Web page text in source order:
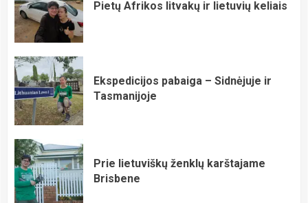
Pietų Afrikos litvakų ir lietuvių keliais
Ekspedicijos pabaiga – Sidnėjuje ir
Tasmanijoje
Prie lietuviškų ženklų karštajame
Brisbene